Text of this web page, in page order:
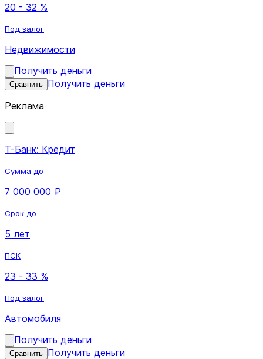
20 - 32 %
Под залог
Недвижимости
Получить деньги
Сравнить Получить деньги
Реклама
Т-Банк: Кредит
Сумма до
7 000 000 ₽
Срок до
5 лет
ПСК
23 - 33 %
Под залог
Автомобиля
Получить деньги
Сравнить Получить деньги